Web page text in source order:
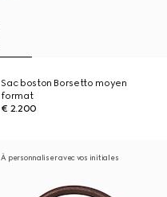
Sac boston Borsetto moyen
format
€ 2.200
À personnaliser avec vos initiales